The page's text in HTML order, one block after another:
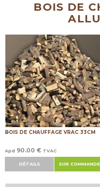
BOIS DE
BOIS DE CHAUFFAGE VRAC 33CM
Apd 90.00 € TVAC
DÉTAILS SUR COMMANDE